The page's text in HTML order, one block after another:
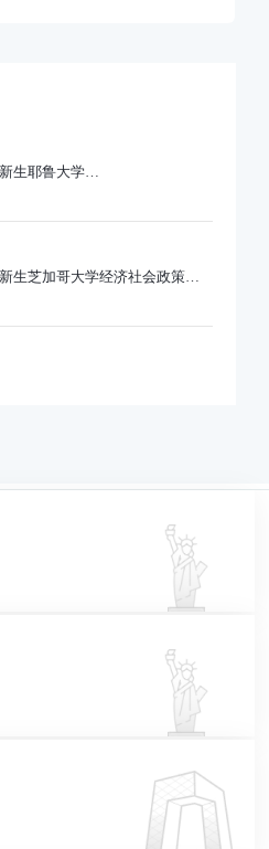
生耶鲁大学
生芝加哥大学经济社会政策专